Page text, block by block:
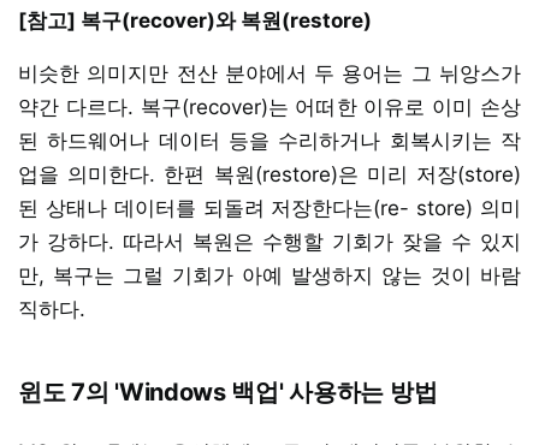
[참고] 복구(recover)와 복원(restore)
비슷한 의미지만 전산 분야에서 두 용어는 그 뉘앙스가
약간 다르다. 복구(recover)는 어떠한 이유로 이미 손상
된 하드웨어나 데이터 등을 수리하거나 회복시키는 작
업을 의미한다. 한편 복원(restore)은 미리 저장(store)
된 상태나 데이터를 되돌려 저장한다는(re- store) 의미
가 강하다. 따라서 복원은 수행할 기회가 잦을 수 있지
만, 복구는 그럴 기회가 아예 발생하지 않는 것이 바람
직하다.
윈도 7의 'Windows 백업' 사용하는 방법